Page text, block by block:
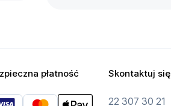
płatność Skontaktuj się
22 307 30 21